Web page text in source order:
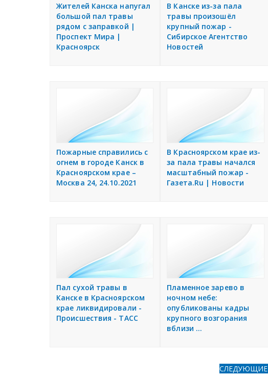
Жителей Канска напугал
большой пал травы
рядом с заправкой |
Проспект Мира |
Красноярск
В Канске из-за пала
травы произошёл
крупный пожар -
Сибирское Агентство
Новостей
Пожарные справились с
огнем в городе Канск в
Красноярском крае –
Москва 24, 24.10.2021
В Красноярском крае из-
за пала травы начался
масштабный пожар -
Газета.Ru | Новости
Пал сухой травы в
Канске в Красноярском
крае ликвидировали -
Происшествия - ТАСС
Пламенное зарево в
ночном небе:
опубликованы кадры
крупного возгорания
вблизи ...
СЛЕДУЮЩИЕ